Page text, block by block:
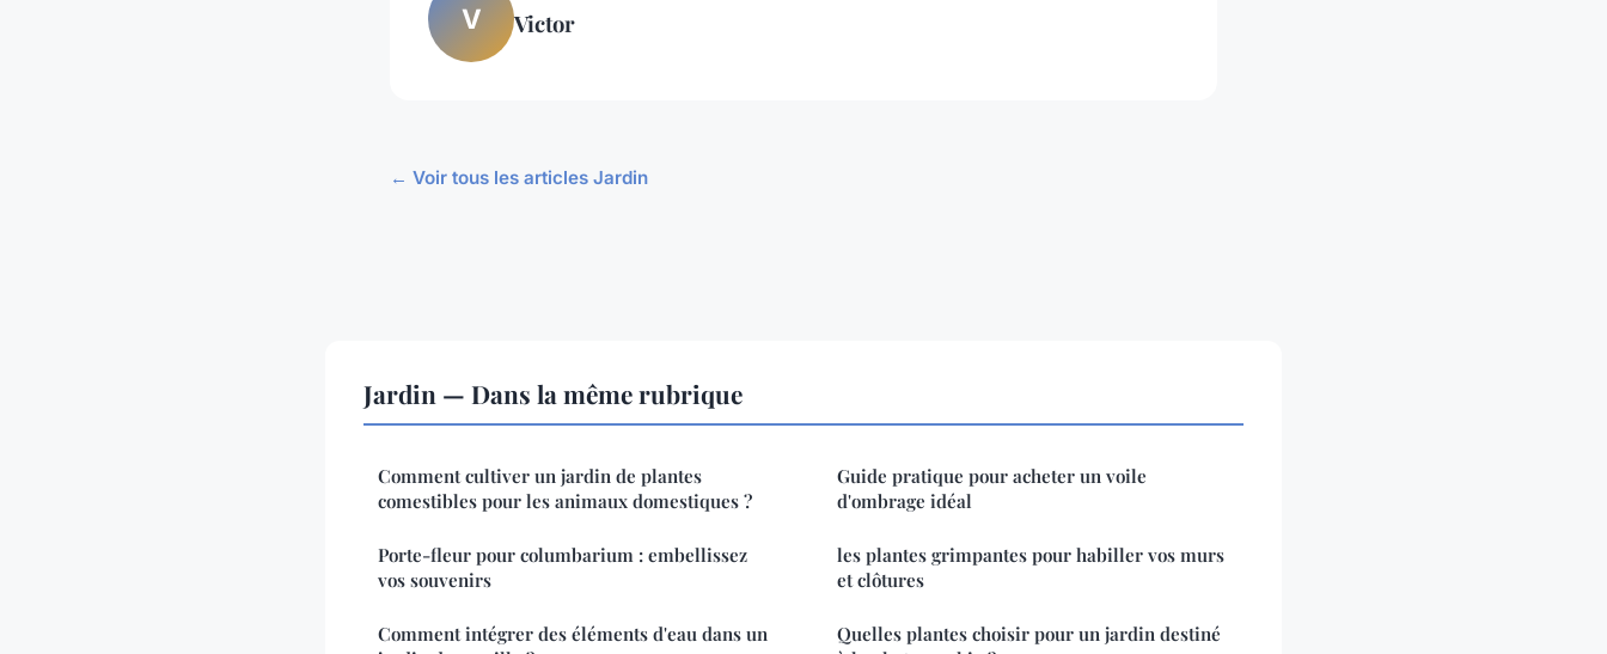
V Victor
← Voir tous les articles Jardin
Jardin — Dans la même rubrique
Comment cultiver un jardin de plantes
comestibles pour les animaux domestiques ?
Porte-fleur pour columbarium : embellissez
vos souvenirs
Comment intégrer des éléments d'eau dans un
Guide pratique pour acheter un voile
d'ombrage idéal
les plantes grimpantes pour habiller vos murs
et clôtures
Quelles plantes choisir pour un jardin destiné